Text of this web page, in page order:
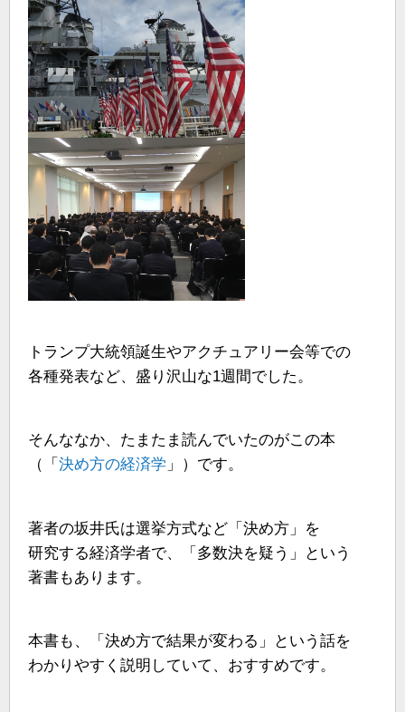
トランプ大統領誕生やアクチュアリー会等での
各種発表など、盛り沢山な1週間でした。
そんななか、たまたま読んでいたのがこの本
（「 決め方の経済学 」）です。
著者の坂井氏は選挙方式など「決め方」を
研究する経済学者で、「多数決を疑う」という
著書もあります。
本書も、「決め方で結果が変わる」という話を
わかりやすく説明していて、おすすめです。